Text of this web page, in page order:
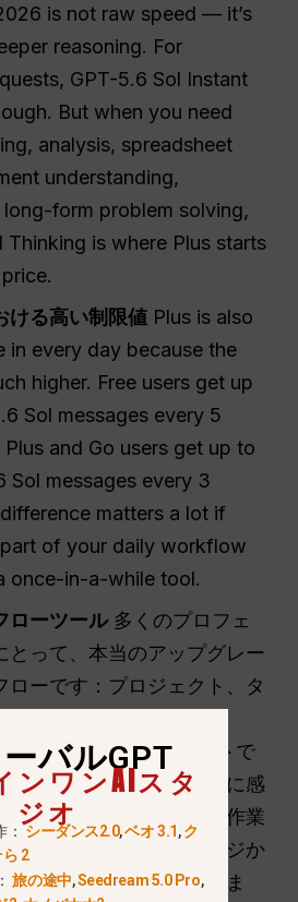
is not raw speed — it’s
reasoning. For
GPT-5.6 Sol Instant
But when you need
analysis, spreadsheet
understanding,
long-form problem solving,
Thinking is where Plus starts
ける高い制限値 Plus is also
in every day because the
higher. Free users get up
Sol messages every 5
and Go users get up to
Sol messages every 3
matters a lot if
of your daily workflow
once-in-a-while tool.
ローツール多くのプロフェ
とって、本当のアップグレー
ローです：プロジェクト、タ
一回限りのチャットボットで
用可能な作業環境のように感
特にタスクは、定期的な作業
ルし、専用のタスクページか
ため、過小評価されていま
バルGPT
ンワンAIスタ
ジオ
：シーダンス2.0,ベオ 3.1,ク
ら 2
旅の途中,Seedream 5.0 Pro,